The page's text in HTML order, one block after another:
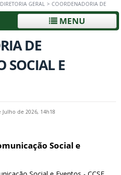
DIRETORIA GERAL > COORDENADORIA DE
MENU
DE
SOCIAL E
de 2026, 14h18
Social e